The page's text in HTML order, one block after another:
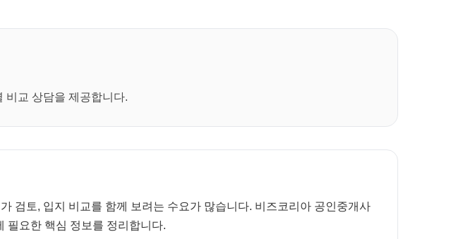
비교 상담을 제공합니다.
검토, 입지 비교를 함께 보려는 수요가 많습니다. 비즈코리아 공인중개사
필요한 핵심 정보를 정리합니다.